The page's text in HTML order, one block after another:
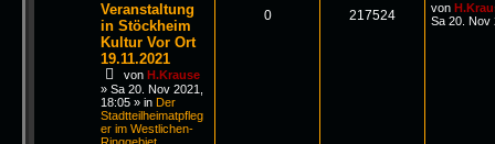
Veranstaltung
in Stöckheim
Kultur Vor Ort
19.11.2021
von H.Krause
» Sa 20. Nov 2021,
18:05 » in Der
Stadtteilheimatpfleg
er im Westlichen-
0 217524 von
Sa 20. Nov